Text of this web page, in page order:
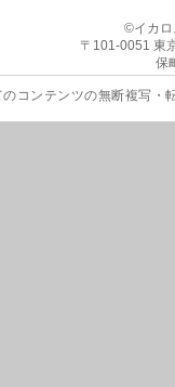
©イカ
〒101-0051 東
保
のコンテンツの無断複